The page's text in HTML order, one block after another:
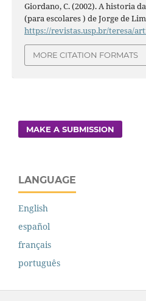
Giordano, C. (2002). A historia
(para escolares ) de Jorge de
https://revistas.usp.br/teresa/
MORE CITATION FORMATS
MAKE A SUBMISSION
LANGUAGE
English
español
français
português